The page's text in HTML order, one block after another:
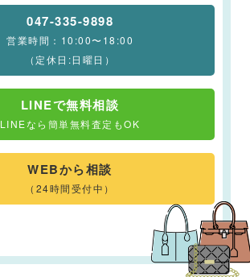
047-335-9898
営業時間：10:00〜18:00
（定休日:日曜日）
LINEで無料相談
LINEなら簡単無料査定もOK
WEBから相談
（24時間受付中）